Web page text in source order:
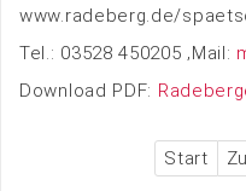
www.radeberg.de/
Tel.: 03528 450205 ‚Mail:
Download PDF:
Start